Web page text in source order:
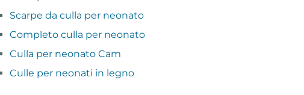
Scarpe da culla per neonato
Completo culla per neonato
Culla per neonato Cam
Culle per neonati in legno